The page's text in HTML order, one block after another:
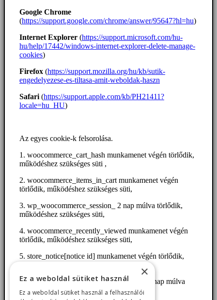
Google Chrome
(https://support.google.com/chrome/answer/95647?hl=hu)
Internet Explorer (https://support.microsoft.com/hu-
hu/help/17442/windows-internet-explorer-delete-manage-
cookies)
Firefox (https://support.mozilla.org/hu/kb/sutik-
engedelyezese-es-tiltasa-amit-weboldak-haszn
Safari (https://support.apple.com/kb/PH21411?
locale=hu_HU)
Az egyes cookie-k felsorolása.
1. woocommerce_cart_hash munkamenet végén törlődik,
működéshez szükséges süti ,
2. woocommerce_items_in_cart munkamenet végén
törlődik, működéshez szükséges süti,
3. wp_woocommerce_session_ 2 nap múlva törlődik,
működéshez szükséges süti,
4. woocommerce_recently_viewed munkamenet végén
törlődik, működéshez szükséges süti,
5. store_notice[notice id] munkamenet végén törlődik,
6. Plusz WordPress bejelentkezési süti – 15 nap múlva
törlődik, működéshez szükséges süti
×
Ez a weboldal sütiket használ
Ez a weboldal sütiket használ a felhasználói